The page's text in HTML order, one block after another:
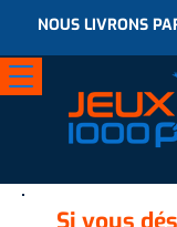
NOUS LIVRONS